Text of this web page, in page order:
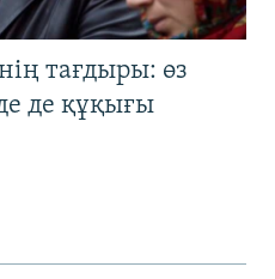
тағдыры: өз
де құқығы